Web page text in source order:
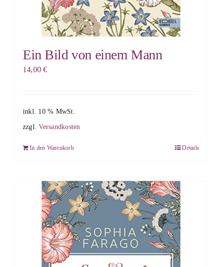
Ein Bild von einem Mann
14,00€
inkl. 10 % MwSt.
zzgl.Versandkosten
In den Warenkorb Details